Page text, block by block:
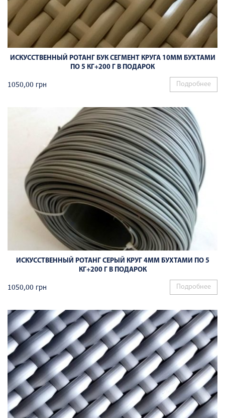
ИСКУССТВЕННЫЙ РОТАНГ БУК СЕГМЕНТ КРУГА 10ММ БУХТАМИ
ПО 5 КГ+200 Г В ПОДАРОК
1050,00 грн Подробнее
ИСКУССТВЕННЫЙ РОТАНГ СЕРЫЙ КРУГ 4ММ БУХТАМИ ПО 5
КГ+200 Г В ПОДАРОК
1050,00 грн Подробнее